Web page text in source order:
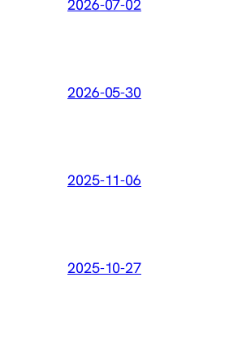
2026-07-02
2026-05-30
2025-11-06
2025-10-27